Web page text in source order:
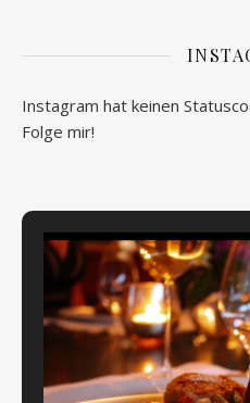
Instagram hat keinen
Folge mir!